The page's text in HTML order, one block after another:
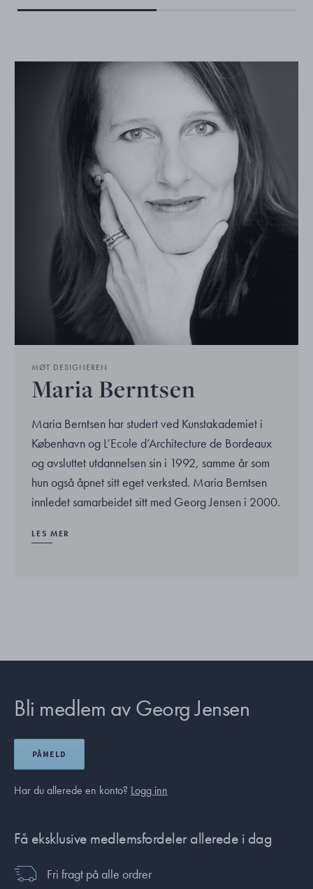
MØT DESIGNEREN
Maria Berntsen
Maria Berntsen har studert ved Kunstakademiet i
København og L’Ecole d’Architecture de Bordeaux
og avsluttet utdannelsen sin i 1992, samme år som
hun også åpnet sitt eget verksted. Maria Berntsen
innledet samarbeidet sitt med Georg Jensen i 2000.
LES MER
Bli medlem av Georg Jensen
PÅMELD
Har du allerede en konto? Logg inn
Få eksklusive medlemsfordeler allerede i dag
Fri fragt på alle ordrer